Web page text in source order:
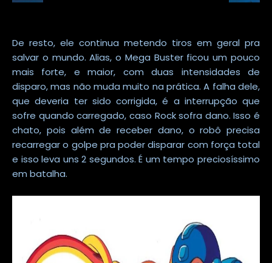
De resto, ele continua metendo tiros em geral pra
salvar o mundo. Alias, o Mega Buster ficou um pouco
mais forte, e maior, com duas intensidades de
disparo, mas não muda muito na prática. A falha dele,
que deveria ter sido corrigida, é a interrupção que
sofre quando carregado, caso Rock sofra dano. Isso é
chato, pois além de receber dano, o robô precisa
recarregar o golpe pra poder disparar com força total
e isso leva uns 2 segundos. É um tempo preciosíssimo
em batalha.